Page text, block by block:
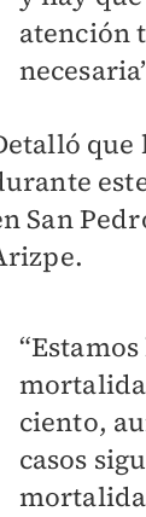
atención
que
San
ciento,
casos